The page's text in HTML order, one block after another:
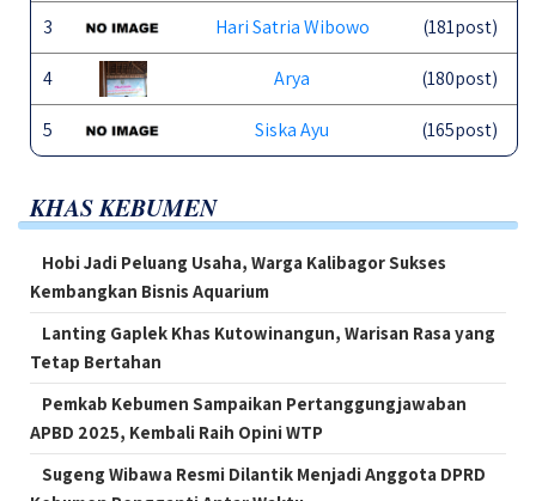
3 Hari Satria Wibowo (181post)
4 Arya (180post)
5 Siska Ayu (165post)
KHAS KEBUMEN
Hobi Jadi Peluang Usaha, Warga Kalibagor Sukses
Kembangkan Bisnis Aquarium
Lanting Gaplek Khas Kutowinangun, Warisan Rasa yang
Tetap Bertahan
Pemkab Kebumen Sampaikan Pertanggungjawaban
APBD 2025, Kembali Raih Opini WTP
Sugeng Wibawa Resmi Dilantik Menjadi Anggota DPRD